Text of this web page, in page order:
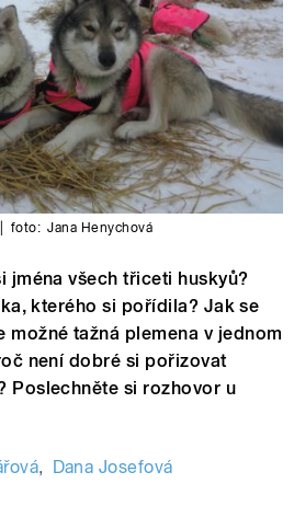
foto: Jana Henychová
jména všech třiceti huskyů?
kterého si pořídila? Jak se
možné tažná plemena v jednom
není dobré si pořizovat
Poslechněte si rozhovor u
, Dana Josefová